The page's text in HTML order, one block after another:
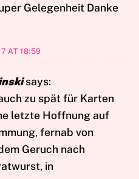
Gelegenheit Danke
AT 18:59
says:
zu spät für Karten
letzte Hoffnung auf
fernab von
Geruch nach
in